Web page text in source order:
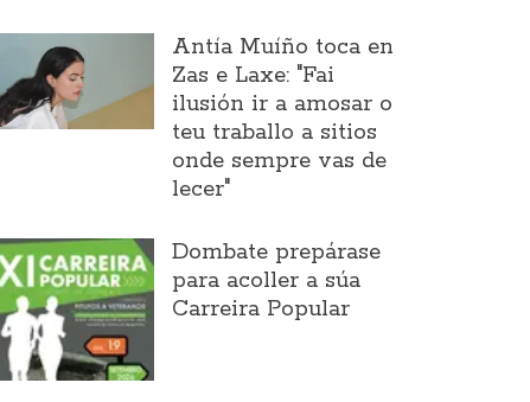
Antía Muíño toca en
Zas e Laxe: "Fai
ilusión ir a amosar o
teu traballo a sitios
onde sempre vas de
lecer"
Dombate prepárase
para acoller a súa
Carreira Popular